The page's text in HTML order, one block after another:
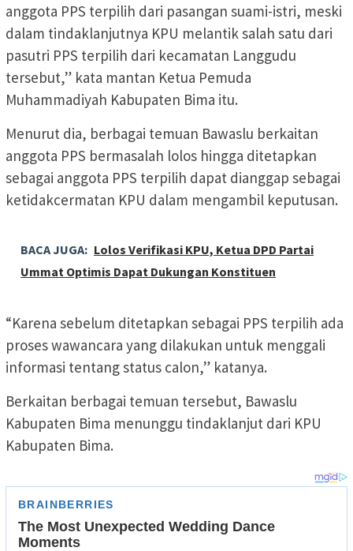
anggota PPS terpilih dari pasangan suami-istri, meski
dalam tindaklanjutnya KPU melantik salah satu dari
pasutri PPS terpilih dari kecamatan Langgudu
tersebut,” kata mantan Ketua Pemuda
Muhammadiyah Kabupaten Bima itu.
Menurut dia, berbagai temuan Bawaslu berkaitan
anggota PPS bermasalah lolos hingga ditetapkan
sebagai anggota PPS terpilih dapat dianggap sebagai
ketidakcermatan KPU dalam mengambil keputusan.
BACA JUGA: Lolos Verifikasi KPU, Ketua DPD Partai
Ummat Optimis Dapat Dukungan Konstituen
“Karena sebelum ditetapkan sebagai PPS terpilih ada
proses wawancara yang dilakukan untuk menggali
informasi tentang status calon,” katanya.
Berkaitan berbagai temuan tersebut, Bawaslu
Kabupaten Bima menunggu tindaklanjut dari KPU
Kabupaten Bima.